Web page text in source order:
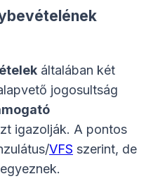
általában két
jogosultság
igazolják. A pontos
VFS szerint, de